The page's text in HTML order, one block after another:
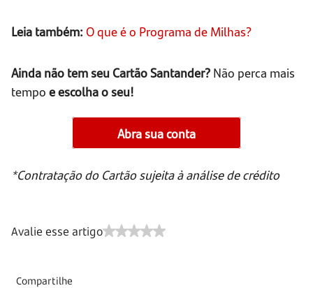
Leia também: O que é o Programa de Milhas?
Ainda não tem seu Cartão Santander? Não perca mais
tempo e escolha o seu!
Abra sua conta
*Contratação do Cartão sujeita à análise de crédito
Avalie esse artigo
Compartilhe